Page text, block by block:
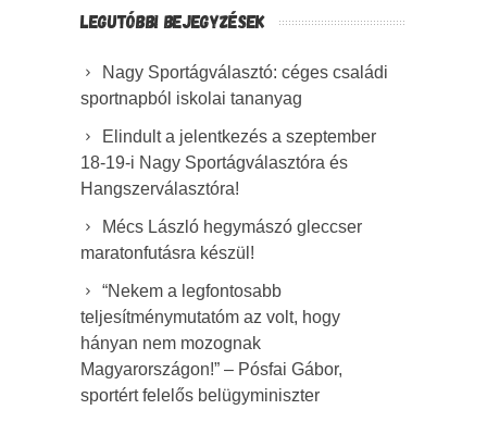
LEGUTÓBBI BEJEGYZÉSEK
Nagy Sportágválasztó: céges családi
sportnapból iskolai tananyag
Elindult a jelentkezés a szeptember
18-19-i Nagy Sportágválasztóra és
Hangszerválasztóra!
Mécs László hegymászó gleccser
maratonfutásra készül!
“Nekem a legfontosabb
teljesítménymutatóm az volt, hogy
hányan nem mozognak
Magyarországon!” – Pósfai Gábor,
sportért felelős belügyminiszter